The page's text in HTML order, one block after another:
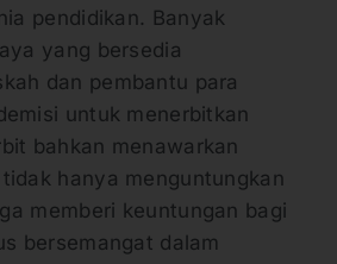
pendidikan. Banyak
yang bersedia
dan pembantu para
untuk menerbitkan
bahkan menawarkan
hanya menguntungkan
memberi keuntungan bagi
bersemangat dalam